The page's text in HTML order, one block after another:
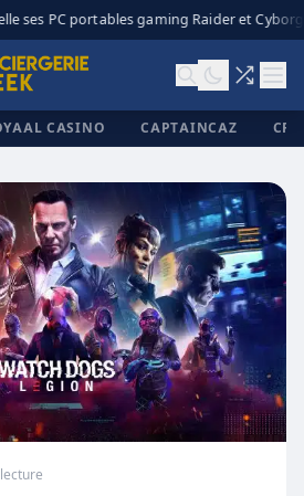
ses PC portables gaming Raider et
CASINO CAPTAINCAZ
✕